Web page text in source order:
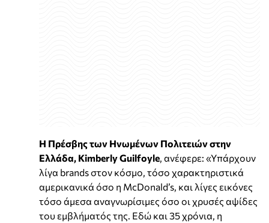
Η Πρέσβης των Ηνωμένων Πολιτειών στην
Ελλάδα, Kimberly Guilfoyle , ανέφερε: «Υπάρχουν
λίγα brands στον κόσμο, τόσο χαρακτηριστικά
αμερικανικά όσο η McDonald’s, και λίγες εικόνες
τόσο άμεσα αναγνωρίσιμες όσο οι χρυσές αψίδες
του εμβλήματός της. Εδώ και 35 χρόνια, η